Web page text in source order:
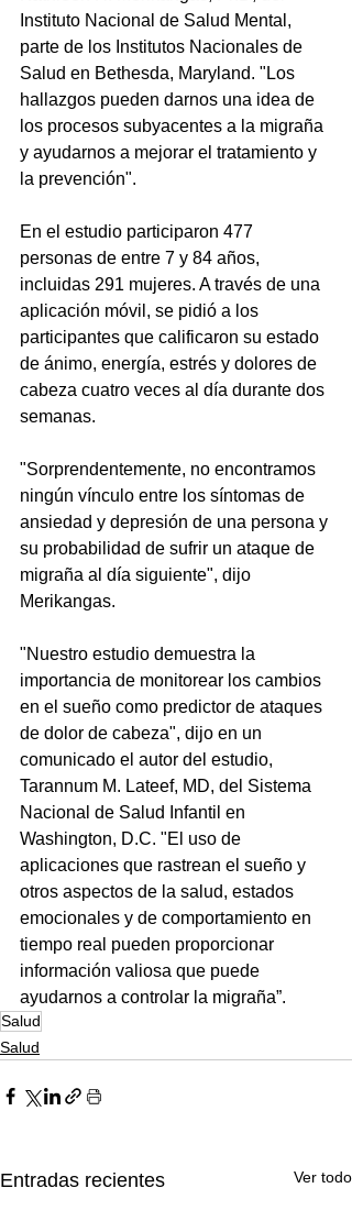
Instituto Nacional de Salud Mental,
parte de los Institutos Nacionales de
Salud en Bethesda, Maryland. "Los
hallazgos pueden darnos una idea de
los procesos subyacentes a la migraña
y ayudarnos a mejorar el tratamiento y
la prevención".
En el estudio participaron 477
personas de entre 7 y 84 años,
incluidas 291 mujeres. A través de una
aplicación móvil, se pidió a los
participantes que calificaron su estado
de ánimo, energía, estrés y dolores de
cabeza cuatro veces al día durante dos
semanas.
"Sorprendentemente, no encontramos
ningún vínculo entre los síntomas de
ansiedad y depresión de una persona y
su probabilidad de sufrir un ataque de
migraña al día siguiente", dijo
Merikangas.
"Nuestro estudio demuestra la
importancia de monitorear los cambios
en el sueño como predictor de ataques
de dolor de cabeza", dijo en un
comunicado el autor del estudio,
Tarannum M. Lateef, MD, del Sistema
Nacional de Salud Infantil en
Washington, D.C. "El uso de
aplicaciones que rastrean el sueño y
otros aspectos de la salud, estados
emocionales y de comportamiento en
tiempo real pueden proporcionar
información valiosa que puede
ayudarnos a controlar la migraña”.
Salud
Salud
Entradas recientes Ver todo